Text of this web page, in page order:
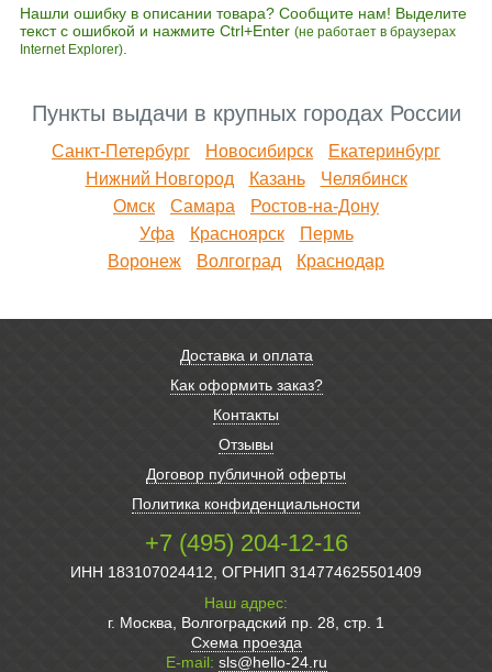
Нашли ошибку в описании товара? Сообщите нам! Выделите
текст с ошибкой и нажмите Ctrl+Enter (не работает в браузерах
Internet Explorer)
Пункты выдачи в крупных городах России
Санкт-Петербург Новосибирск
Екатеринбург
Нижний Новгород
Казань
Челябинск
Омск
Самара
Ростов-на-Дону
Уфа
Красноярск
Пермь
Воронеж
Волгоград Краснодар
Доставка и оплата
Как оформить заказ?
Контакты
Отзывы
Договор публичной оферты
Политика конфиденциальности
+7 (495) 204-12-16
ИНН 183107024412, ОГРНИП 314774625501409
Наш адрес:
г. Москва, Волгоградский пр. 28, стр. 1
Схема проезда
E-mail: sls@hello-24.ru